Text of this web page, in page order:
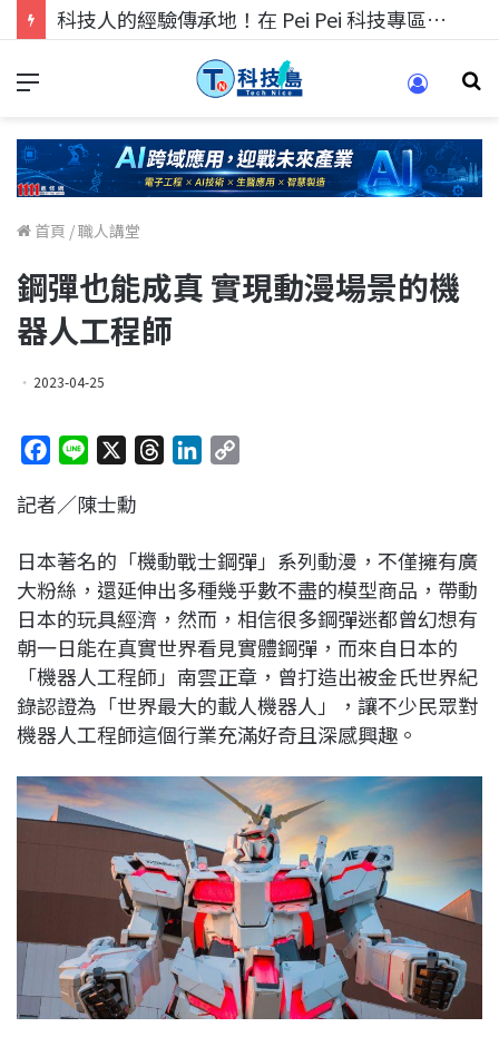
科技人的經驗傳承地！在 Pei Pei 科技專區，與學弟妹交流最硬核的技術
首頁 /職人講堂
鋼彈也能成真 實現動漫場景的機
器人工程師
2023-04-25
c
b
o
o
k
n
a
d
s
e
d
I
n
L
i
n
k
記者／陳士勳
日本著名的「機動戰士鋼彈」系列動漫，不僅擁有廣
大粉絲，還延伸出多種幾乎數不盡的模型商品，帶動
日本的玩具經濟，然而，相信很多鋼彈迷都曾幻想有
朝一日能在真實世界看見實體鋼彈，而來自日本的
「機器人工程師」南雲正章，曾打造出被金氏世界紀
錄認證為「世界最大的載人機器人」，讓不少民眾對
機器人工程師這個行業充滿好奇且深感興趣。